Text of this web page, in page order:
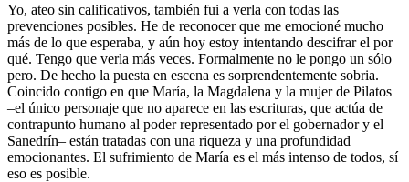
Yo, ateo sin calificativos, también fui a verla con todas las
prevenciones posibles. He de reconocer que me emocioné mucho
más de lo que esperaba, y aún hoy estoy intentando descifrar el por
qué. Tengo que verla más veces. Formalmente no le pongo un sólo
pero. De hecho la puesta en escena es sorprendentemente sobria.
Coincido contigo en que María, la Magdalena y la mujer de Pilatos
–el único personaje que no aparece en las escrituras, que actúa de
contrapunto humano al poder representado por el gobernador y el
Sanedrín– están tratadas con una riqueza y una profundidad
emocionantes. El sufrimiento de María es el más intenso de todos, sí
eso es posible.